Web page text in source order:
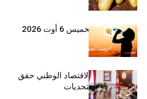
طقس اليوم الخميس 6 أوت 2026
وزيرة المالية: الاقتصاد الوطني حقق
مكاسب رغم التحديات